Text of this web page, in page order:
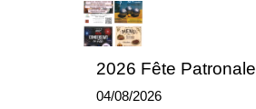
2026 Fête Patronale
04/08/2026